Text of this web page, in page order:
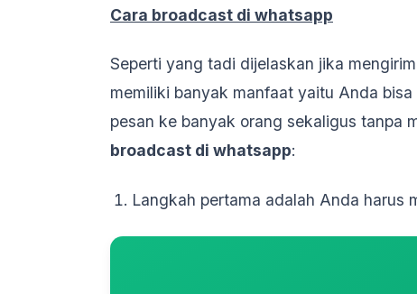
Cara broadcast di whatsapp
Seperti yang tadi dijelaskan jika
memiliki banyak manfaat yaitu Anda
pesan ke banyak orang sekaligus tanpa
broadcast di whatsapp:
Langkah pertama adalah Anda harus